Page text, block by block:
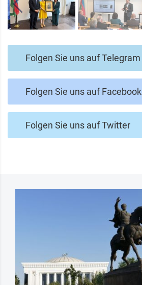
Folgen Sie uns auf Telegram
Folgen Sie uns auf Facebook
Folgen Sie uns auf Twitter